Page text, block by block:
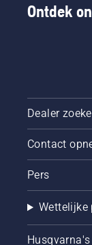
Ontdek
Dealer
Contact
Pers